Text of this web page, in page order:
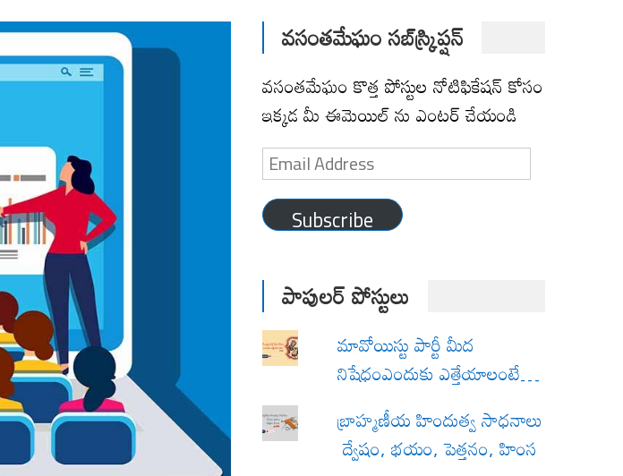
వసంతమేఘం సబ్‌స్క్రిప్షన్
వసంతమేఘం కొత్త పోస్టుల నోటిఫికేషన్ కోసం
ఇక్కడ మీ ఈమెయిల్ ను ఎంటర్ చేయండి
Email
Address
Subscribe
పాపులర్ పోస్టులు
మావోయిస్టు పార్టీ మీద
నిషేధంఎందుకు ఎత్తేయాలంటే…
బ్రాహ్మణీయ హిందుత్వ సాధనాలు
ద్వేషం, భయం, పెత్తనం, హింస